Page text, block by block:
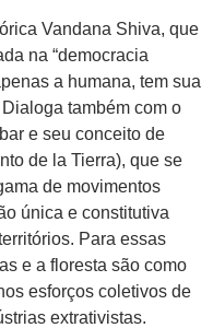
Vandana Shiva, que
na “democracia
a humana, tem sua
também com o
e seu conceito de
de la Tierra), que se
de movimentos
única e constitutiva
Para essas
e a floresta são como
esforços coletivos de
extrativistas.